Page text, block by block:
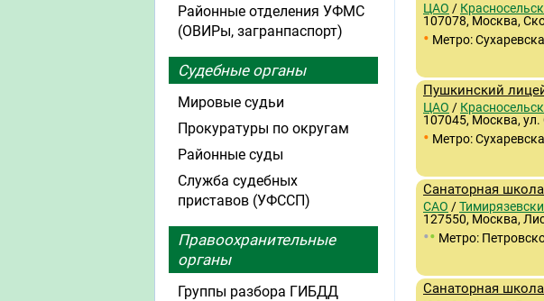
ЦАО /
107078, Москва,
• Метро:
Пушкинский
ЦАО /
107045, Москва, ул.
• Метро:
Санаторная
САО /
127550, Москва,
•• Метро:
Санаторная
Районные отделения УФМС
(ОВИРы, загранпаспорт)
Судебные органы
Мировые судьи
Прокуратуры по округам
Районные суды
Служба судебных
приставов (УФССП)
Правоохранительные
органы
Группы разбора ГИБДД